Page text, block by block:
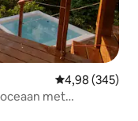
Gemiddelde
4,98 (345)
met